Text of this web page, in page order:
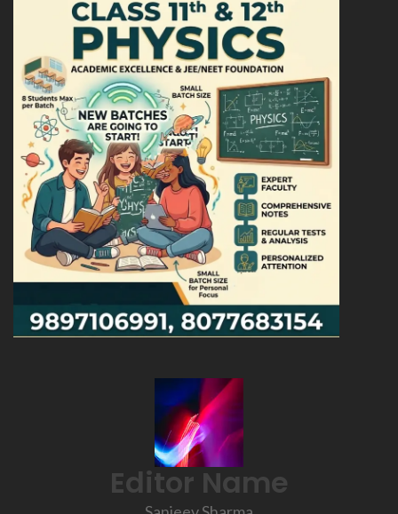
Editor Name